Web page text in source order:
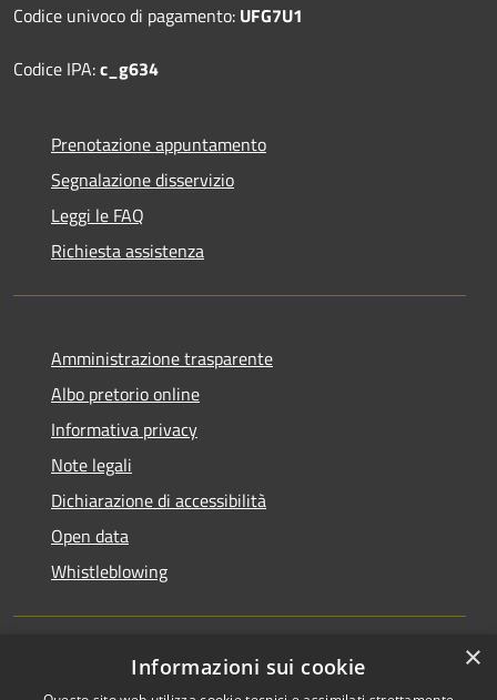
Codice univoco di pagamento: UFG7U1
Codice IPA:c_g634
Prenotazione appuntamento
Segnalazione disservizio
Leggi le FAQ
Richiesta assistenza
Amministrazione trasparente
Albo pretorio online
Informativa privacy
Note legali
Dichiarazione di accessibilità
Open data
Whistleblowing
×
Informazioni sui cookie